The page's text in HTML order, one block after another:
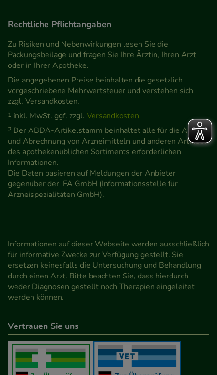
Rechtliche Pflichtangaben
Zu Risiken und Nebenwirkungen lesen Sie die
Packungsbeilage und fragen Sie Ihre Ärztin, Ihren Arzt
oder in Ihrer Apotheke.
Die angegebenen Preise beinhalten die gesetzlich
vorgeschriebene Mehrwertsteuer und verstehen sich
zzgl. Versandkosten.
1 inkl. MwSt. ggf. zzgl. Versandkosten
2 Der ABDA-Artikelstamm beinhaltet alle für die Abgabe
und Abrechnung von Arzneimitteln und anderen Artikeln
des apothekenüblichen Sortiments erforderlichen
Informationen.
Die Daten basieren auf Meldungen der Anbieter
gegenüber der IFA GmbH (Informationsstelle für
Arzneispezialitäten GmbH).
Informationen auf dieser Webseite werden ausschließlich
für informative Zwecke zur Verfügung gestellt. Sie
ersetzen keinesfalls die Untersuchung und Behandlung
durch einen Arzt. Bitte beachten Sie, dass hierdurch
weder Diagnosen gestellt noch Therapien eingeleitet
werden können.
Vertrauen Sie uns